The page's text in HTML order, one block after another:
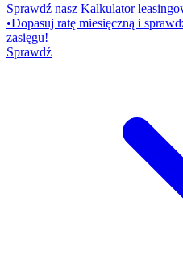
Sprawdź nasz Kalkulator
•Dopasuj ratę miesięczną i
zasięgu!
Sprawdź